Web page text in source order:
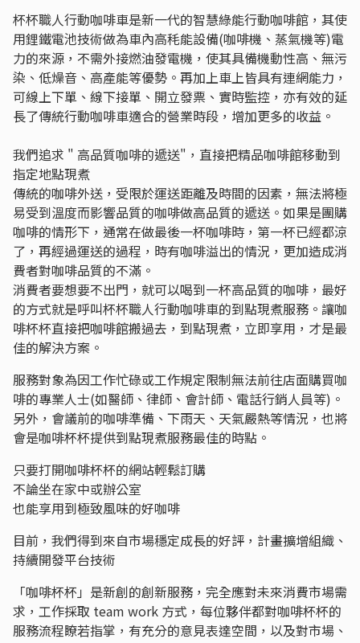
杯杯職人行動咖啡車是新一代的智慧綠能行動咖啡館，其使
用鋰鐵電池技術做為車內高秏能設備(咖啡機、蒸氣機等)電
力的來源，不需外接燃油發電機，使其具備機動性高、無污
染、低燥音、高產能等優勢。再加上車上皆具有連網能力，
可線上下單、線下接單、開立發票、實時監控，亦有效的延
長了傳統行動咖啡車適合的營業時段，增加更多的收益。
我們追求 " 高品質咖啡的遞送"，直接把精品咖啡館移動到
指定地點現煮
傳統的咖啡外送，受限於運送距離及時間的因素，無法將極
易受到溫度而影響品質的咖啡做高品質的遞送。如果是團購
咖啡的情形下，通常在做最後一杯咖啡時，第一杯已經都涼
了，再經過運送的過程，時有咖啡溢出的情況，更加造成消
費者對咖啡品質的不滿。
消費者要想要不出門，就可以喝到一杯高品質的咖啡，最好
的方式就是呼叫杯杯職人行動咖啡車的到點現煮服務。讓咖
啡杯杯直接把咖啡館搬過去，到點現煮，立即享用，才是最
佳的解決方案。
服務對象為因工作忙碌或工作規定限制無法前往店面購買咖
啡的專業人士(如醫師、律師、會計師、電話行銷人員等)。
另外，會議前的咖啡準備、下雨天、天氣嚴熱等情況，也將
會是咖啡杯杯提供到點現煮服務最佳的時點。
只要打開咖啡杯杯的網站輕鬆訂購
不論坐在家中或辦公室
也能享用到極致風味的好咖啡
目前，我們得到來自市場穩定成長的好評，計畫擴增組織、
持續開發平台技術
「咖啡杯杯」是新創的創新服務，完全應對未來消費市場需
求，工作採取 team work 方式，每位夥伴都對咖啡杯杯的
服務流程瞭若指掌，有充分的意見表達空間，以及對市場、